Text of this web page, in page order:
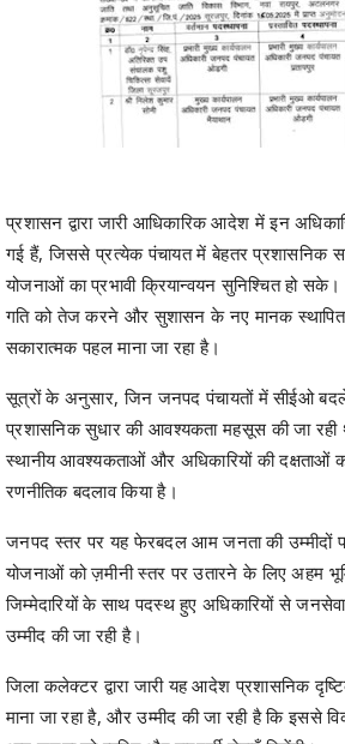
प्रशासन द्वारा जारी आधिकारिक आदेश में इन
गई हैं, जिससे प्रत्येक पंचायत में बेहतर प्रशासनिक
योजनाओं का प्रभावी क्रियान्वयन सुनिश्चित हो
गति को तेज करने और सुशासन के नए मानक
सकारात्मक पहल माना जा रहा है।
सूत्रों के अनुसार, जिन जनपद पंचायतों में सीईओ
प्रशासनिक सुधार की आवश्यकता महसूस की जा रही
स्थानीय आवश्यकताओं और अधिकारियों की दक्षताओं
रणनीतिक बदलाव किया है।
जनपद स्तर पर यह फेरबदल आम जनता की उम्मीदों
योजनाओं को ज़मीनी स्तर पर उतारने के लिए अहम
जिम्मेदारियों के साथ पदस्थ हुए अधिकारियों से
उम्मीद की जा रही है।
जिला कलेक्टर द्वारा जारी यह आदेश प्रशासनिक
माना जा रहा है, और उम्मीद की जा रही है कि इससे